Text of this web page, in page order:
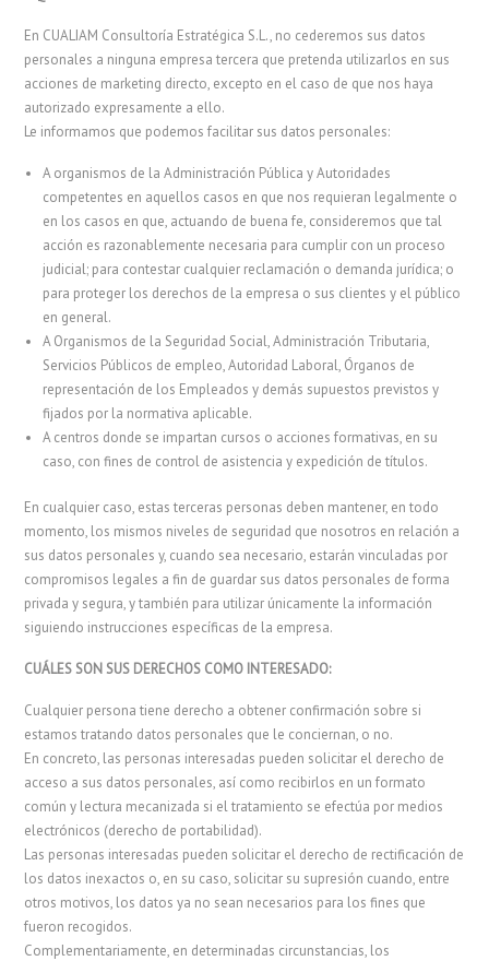
En CUALIAM Consultoría Estratégica S.L., no cederemos sus datos
personales a ninguna empresa tercera que pretenda utilizarlos en sus
acciones de marketing directo, excepto en el caso de que nos haya
autorizado expresamente a ello.
Le informamos que podemos facilitar sus datos personales:
A organismos de la Administración Pública y Autoridades
competentes en aquellos casos en que nos requieran legalmente o
en los casos en que, actuando de buena fe, consideremos que tal
acción es razonablemente necesaria para cumplir con un proceso
judicial; para contestar cualquier reclamación o demanda jurídica; o
para proteger los derechos de la empresa o sus clientes y el público
en general.
A Organismos de la Seguridad Social, Administración Tributaria,
Servicios Públicos de empleo, Autoridad Laboral, Órganos de
representación de los Empleados y demás supuestos previstos y
fijados por la normativa aplicable.
A centros donde se impartan cursos o acciones formativas, en su
caso, con fines de control de asistencia y expedición de títulos.
En cualquier caso, estas terceras personas deben mantener, en todo
momento, los mismos niveles de seguridad que nosotros en relación a
sus datos personales y, cuando sea necesario, estarán vinculadas por
compromisos legales a fin de guardar sus datos personales de forma
privada y segura, y también para utilizar únicamente la información
siguiendo instrucciones específicas de la empresa.
CUÁLES SON SUS DERECHOS COMO INTERESADO:
Cualquier persona tiene derecho a obtener confirmación sobre si
estamos tratando datos personales que le conciernan, o no.
En concreto, las personas interesadas pueden solicitar el derecho de
acceso a sus datos personales, así como recibirlos en un formato
común y lectura mecanizada si el tratamiento se efectúa por medios
electrónicos (derecho de portabilidad).
Las personas interesadas pueden solicitar el derecho de rectificación de
los datos inexactos o, en su caso, solicitar su supresión cuando, entre
otros motivos, los datos ya no sean necesarios para los fines que
fueron recogidos.
Complementariamente, en determinadas circunstancias, los